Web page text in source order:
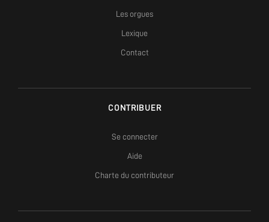
Les orgues
Lexique
Contact
CONTRIBUER
Se connecter
Aide
Charte du contributeur